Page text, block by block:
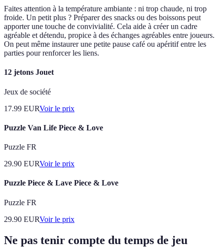
Faites attention à la température ambiante : ni trop chaude, ni trop
froide. Un petit plus ? Préparer des snacks ou des boissons peut
apporter une touche de convivialité. Cela aide à créer un cadre
agréable et détendu, propice à des échanges agréables entre joueurs.
On peut même instaurer une petite pause café ou apéritif entre les
parties pour renforcer les liens.
12 jetons Jouet
Jeux de société
17.99 EURVoir le prix
Puzzle Van Life Piece & Love
Puzzle FR
29.90 EURVoir le prix
Puzzle Piece & Lave Piece & Love
Puzzle FR
29.90 EURVoir le prix
Ne pas tenir compte du temps de jeu